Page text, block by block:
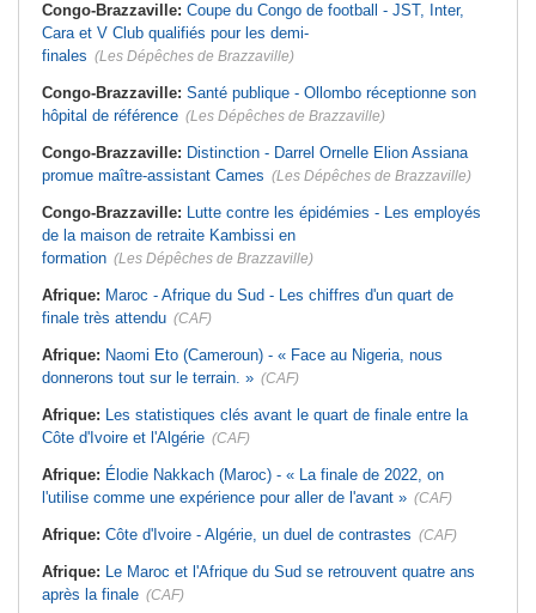
Congo-Brazzaville: Coupe du Congo de football - JST, Inter,
Cara et V Club qualifiés pour les demi-
finales (Les Dépêches de Brazzaville)
Congo-Brazzaville: Santé publique - Ollombo réceptionne son
hôpital de référence (Les Dépêches de Brazzaville)
Congo-Brazzaville: Distinction - Darrel Ornelle Elion Assiana
promue maître-assistant Cames (Les Dépêches de Brazzaville)
Congo-Brazzaville: Lutte contre les épidémies - Les employés
de la maison de retraite Kambissi en
formation (Les Dépêches de Brazzaville)
Afrique: Maroc - Afrique du Sud - Les chiffres d'un quart de
finale très attendu (CAF)
Afrique: Naomi Eto (Cameroun) - « Face au Nigeria, nous
donnerons tout sur le terrain. » (CAF)
Afrique: Les statistiques clés avant le quart de finale entre la
Côte d'Ivoire et l'Algérie (CAF)
Afrique: Élodie Nakkach (Maroc) - « La finale de 2022, on
l'utilise comme une expérience pour aller de l'avant » (CAF)
Afrique: Côte d'Ivoire - Algérie, un duel de contrastes (CAF)
Afrique: Le Maroc et l'Afrique du Sud se retrouvent quatre ans
après la finale (CAF)